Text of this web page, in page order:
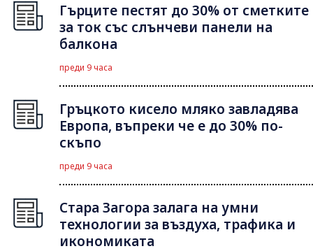
Гърците пестят до 30% от сметките
за ток със слънчеви панели на
балкона
преди 9 часа
Гръцкото кисело мляко завладява
Европа, въпреки че е до 30% по-
скъпо
преди 9 часа
Стара Загора залага на умни
технологии за въздуха, трафика и
икономиката